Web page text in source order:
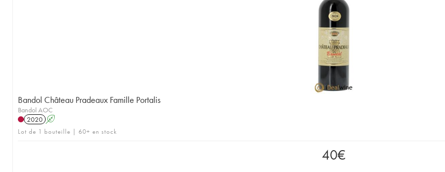
Bandol Château Pradeaux Famille Portalis
Bandol AOC
2020 A
Lot de 1 bouteille | 60+ en stock
40€